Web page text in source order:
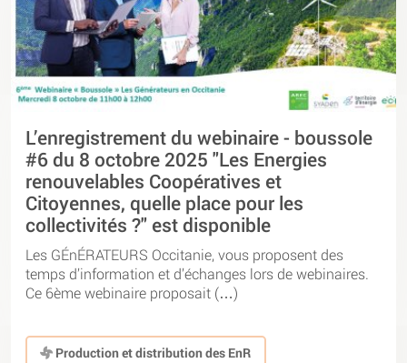
L’enregistrement du webinaire - boussole
#6 du 8 octobre 2025 "Les Energies
renouvelables Coopératives et
Citoyennes, quelle place pour les
collectivités ?" est disponible
Les GÉnÉRATEURS Occitanie, vous proposent des
temps d’information et d’échanges lors de webinaires.
Ce 6ème webinaire proposait (…)
Production et distribution des EnR